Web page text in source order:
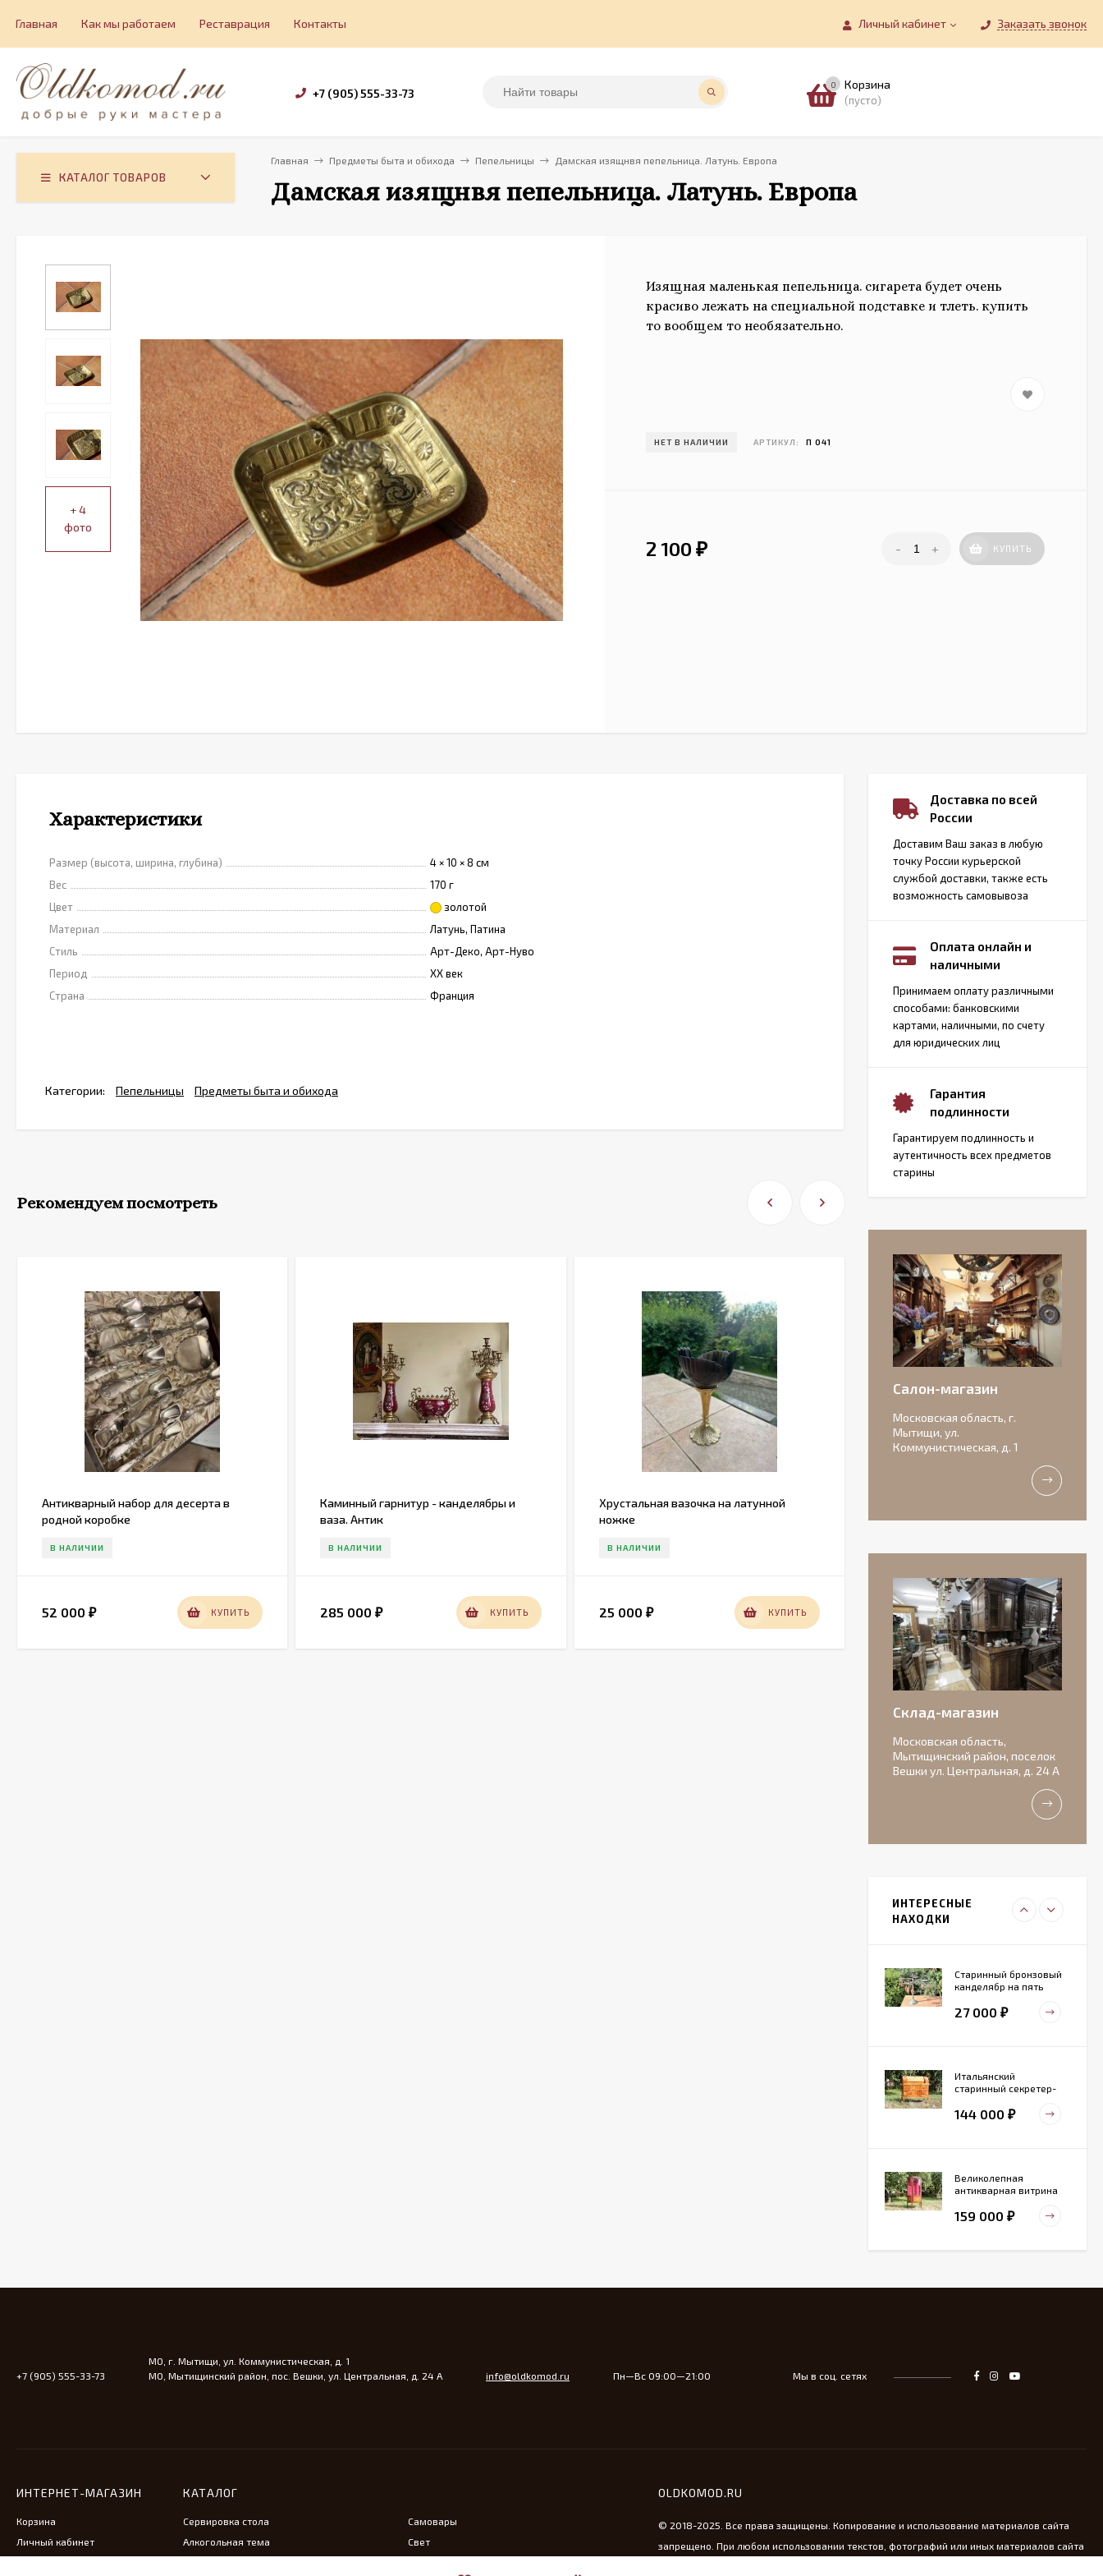
Личный кабинет Заказать звонок
Главная Как мы работаем Реставрация Контакты
+7 (905) 555-33-73
0 Корзина
(пусто)
КАТАЛОГ ТОВАРОВ
Главная Предметы быта и обихода Пепельницы Дамская изящнвя пепельница. Латунь. Европа
Дамская изящнвя пепельница. Латунь. Европа
+ 4
фото
Изящная маленькая пепельница. сигарета будет очень
красиво лежать на специальной подставке и тлеть. купить
то вообщем то необязательно.
НЕТ В НАЛИЧИИ АРТИКУЛ: П 041
2 100₽ - + КУПИТЬ
Характеристики
Размер (высота, ширина, глубина)
4 × 10 × 8 см
Вес
170 г
Цвет
золотой
Материал
Латунь, Патина
Стиль
Арт-Деко, Арт-Нуво
Период
XX век
Страна
Франция
Категории: Пепельницы Предметы быта и обихода
Рекомендуем посмотреть
Антикварный набор для десерта в
родной коробке
В НАЛИЧИИ
52 000 ₽ КУПИТЬ
Каминный гарнитур - канделябры и
ваза. Антик
В НАЛИЧИИ
285 000₽ КУПИТЬ
Хрустальная вазочка на латунной
ножке
В НАЛИЧИИ
25 000 ₽ КУПИТЬ
бутылки
19 000₽ КУПИТЬ
Доставка по всей
России
Доставим Ваш заказ в любую
точку России курьерской
службой доставки, также есть
возможность самовывоза
Оплата онлайн и
наличными
Принимаем оплату различными
способами: банковскими
картами, наличными, по счету
для юридических лиц
Гарантия
подлинности
Гарантируем подлинность и
аутентичность всех предметов
старины
Салон-магазин
Московская область, г.
Мытищи, ул.
Коммунистическая, д. 1
Склад-магазин
Московская область,
Мытищинский район, поселок
Вешки ул. Центральная, д. 24 А
ИНТЕРЕСНЫЕ
НАХОДКИ
Антикварная
бисквитная
композиция с
156 000
Очаровательные
Идеальное состояние.
фарфоровый
светильник
27 000
Старинный бронзовый
канделябр на пять
27 000 ₽
Итальянский
старинный секретер-
144 000 ₽
Великолепная
антикварная витрина
159 000 ₽
Тарелка для
13 800₽
+7 (905) 555-33-73
МО, г. Мытищи, ул. Коммунистическая, д. 1
МО, Мытищинский район, пос. Вешки, ул. Центральная, д. 24 А
info@oldkomod.ru Пн—Вс 09:00—21:00 Мы в соц. сетях
ИНТЕРНЕТ-МАГАЗИН
Корзина
Личный кабинет
КАТАЛОГ
Сервировка стола
Алкогольная тема
Самовары
Свет
OLDKOMOD.RU
© 2018-2025. Все права защищены. Копирование и использование материалов сайта
запрещено. При любом использовании текстов, фотографий или иных материалов сайта